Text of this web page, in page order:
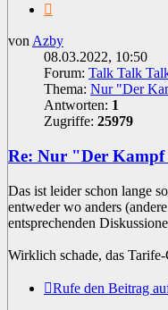
vonAzby
08.03.2022, 10:50
Forum: Talk Talk
Thema: Nur "Der
Antworten: 1
Zugriffe: 25979
Re: Nur "Der Kampf
Das ist leider schon lange
entweder wo anders
entsprechenden
Wirklich schade, das
Rufe den Beitrag